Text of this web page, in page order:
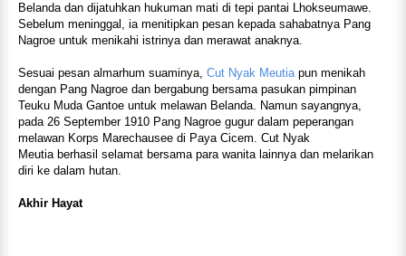
Belanda dan dijatuhkan hukuman mati di tepi pantai Lhokseumawe.
Sebelum meninggal, ia menitipkan pesan kepada sahabatnya Pang
Nagroe untuk menikahi istrinya dan merawat anaknya.
Sesuai pesan almarhum suaminya, Cut Nyak Meutiapun menikah
dengan Pang Nagroe dan bergabung bersama pasukan pimpinan
Teuku Muda Gantoe untuk melawan Belanda. Namun sayangnya,
pada 26 September 1910 Pang Nagroe gugur dalam peperangan
melawan Korps Marechausee di Paya Cicem. Cut Nyak
Meutia berhasil selamat bersama para wanita lainnya dan melarikan
diri ke dalam hutan.
Akhir Hayat